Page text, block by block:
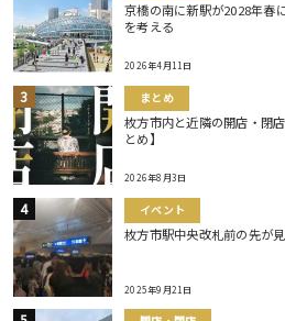
京橋の南に新駅が2028年春
を考える
2026年4月11日
まとめ
枚方市内と近隣の開店・閉
とめ】
2026年8月3日
イベント
枚方市駅中央改札前の先が
2025年9月21日